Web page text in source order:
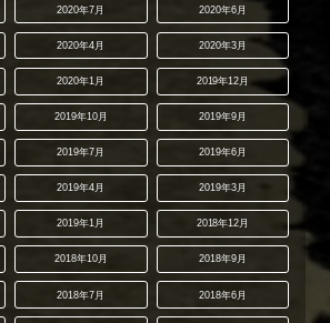
2020年7月 2020年6月
2020年4月 2020年3月
2020年1月 2019年12月
2019年10月 2019年9月
2019年7月 2019年6月
2019年4月 2019年3月
2019年1月 2018年12月
2018年10月 2018年9月
2018年7月 2018年6月